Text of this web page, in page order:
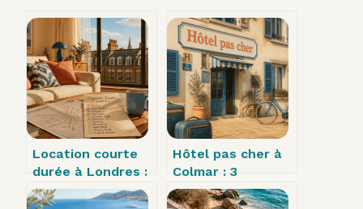
Location courte
durée à Londres :
4 critères pour
Hôtel pas cher à
Colmar : 3
quartiers